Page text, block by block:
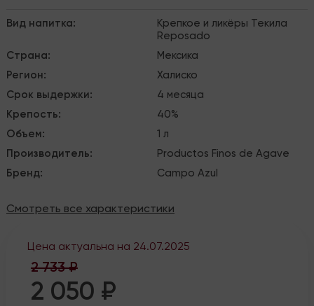
Вид напитка: Крепкое и ликёры Текила
Reposado
Страна:
Мексика
Регион:
Халиско
Срок выдержки:
4 месяца
Крепость:
40%
Объем:
1 л
Производитель:
Productos Finos de Agave
Бренд: Campo Azul
Смотреть все характеристики
Цена актуальна на 24.07.2025
2 733 ₽
2 050 ₽